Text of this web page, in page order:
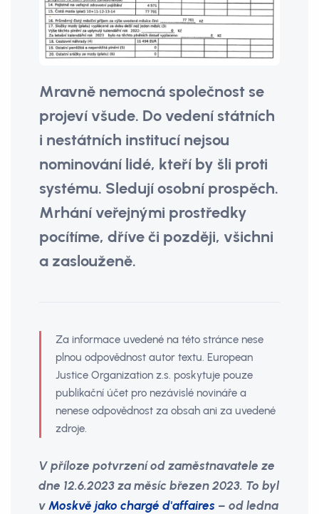
Mravně nemocná společnost se
projeví všude. Do vedení státních
i nestátních institucí nejsou
nominování lidé, kteří by šli proti
systému. Sledují osobní prospěch.
Mrhání veřejnými prostředky
pocítíme, dříve či později, všichni
a zaslouženě.
Za informace uvedené na této stránce nese
plnou odpovědnost autor textu. European
Justice Organization z.s. poskytuje pouze
publikační účet pro nezávislé novináře a
nenese odpovědnost za obsah ani za uvedené
zdroje.
V příloze potvrzení od zaměstnavatele ze
dne 12.6.2023 za měsíc březen 2023. To byl
vMoskvě jako chargé d'affaires – od ledna